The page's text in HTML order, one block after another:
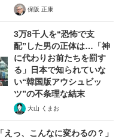
保阪 正康
3万8千人を“恐怖で支
配”した男の正体は…「神
に代わりお前たちを罰す
る」日本で知られていな
い“韓国版アウシュビッ
ツ”の不条理な結末
大山 くまお
「えっ、こんなに変わるの？」